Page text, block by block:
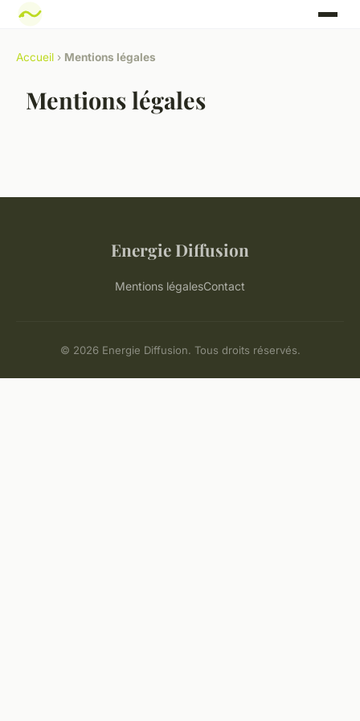
Accueil › Mentions légales
Mentions légales
Energie Diffusion
Mentions légalesContact
© 2026 Energie Diffusion. Tous droits réservés.